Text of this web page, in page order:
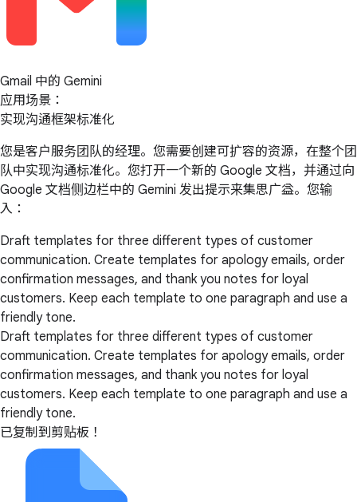
Gmail 中的 Gemini
应用场景：
实现沟通框架标准化
您是客户服务团队的经理。您需要创建可扩容的资源，在整个团
队中实现沟通标准化。您打开一个新的 Google 文档，并通过向
Google 文档侧边栏中的 Gemini 发出提示来集思广益。您输
入：
Draft templates for three different types of customer
communication. Create templates for apology emails, order
confirmation messages, and thank you notes for loyal
customers. Keep each template to one paragraph and use a
friendly tone.
Draft templates for three different types of customer
communication. Create templates for apology emails, order
confirmation messages, and thank you notes for loyal
customers. Keep each template to one paragraph and use a
friendly tone.
已复制到剪贴板！